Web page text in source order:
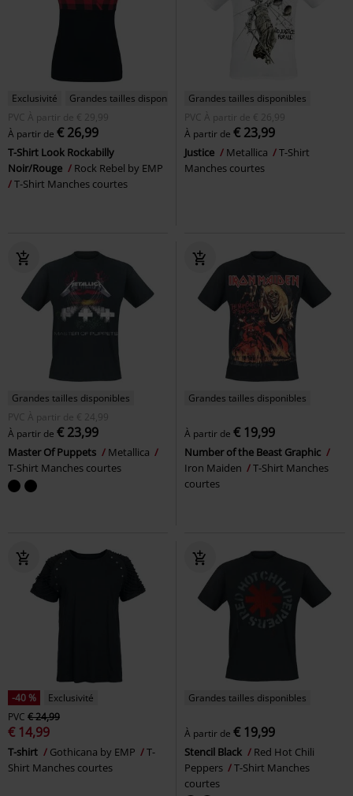
Exclusivité
Grandes tailles disponibles
PVC
À partir de € 29,99
À partir de € 26,99
T-Shirt Look Rockabilly
Noir/Rouge
Rock Rebel by EMP
T-Shirt Manches courtes
Grandes tailles disponibles
PVC
À partir de € 26,99
À partir de € 23,99
Justice Metallica
T-Shirt
Manches courtes
Grandes tailles disponibles
PVC
À partir de € 24,99
À partir de € 23,99
Master Of Puppets
Metallica
T-Shirt Manches courtes
Grandes tailles disponibles
À partir de € 19,99
Number of the Beast Graphic
Iron Maiden
T-Shirt Manches
courtes
-40 %
Exclusivité
PVC € 24,99
€ 14,99
T-shirt Gothicana by EMP
T-
Shirt Manches courtes
Grandes tailles disponibles
À partir de € 19,99
Stencil Black
Red Hot Chili
Peppers
T-Shirt Manches
courtes